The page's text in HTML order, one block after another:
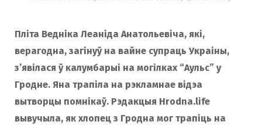
Пліта Ведніка Леаніда Анатольевіча, які,
верагодна, загінуў на вайне супраць Украіны,
з’явілася ў калумбарыі на могілках “Аульс” у
Гродне. Яна трапіла на рэкламнае відэа
вытворцы помнікаў. Рэдакцыя Hrodna.life
вывучыла, як хлопец з Гродна мог трапіць на